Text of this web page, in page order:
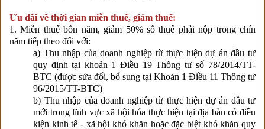
Ưu đãi về thời gian miễn thuế, giảm thuế:
1. Miễn thuế bốn năm, giảm 50% số thuế phải nộp trong chín
năm tiếp theo đối với:
a) Thu nhập của doanh nghiệp từ thực hiện dự án đầu tư
quy định tại khoản 1 Điều 19 Thông tư số 78/2014/TT-
BTC (được sửa đổi, bổ sung tại Khoản 1 Điều 11 Thông tư
96/2015/TT-BTC)
b) Thu nhập của doanh nghiệp từ thực hiện dự án đầu tư
mới trong lĩnh vực xã hội hóa thực hiện tại địa bàn có điều
kiện kinh tế - xã hội khó khăn hoặc đặc biệt khó khăn quy